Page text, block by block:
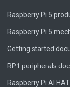
Raspberry Pi 5
Raspberry Pi 5
Getting started
RP1 peripherals
Raspberry Pi AI